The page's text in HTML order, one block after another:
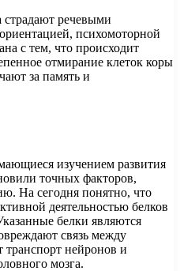
речевыми
психомоторной
с тем, что происходит
отмирание клеток коры
за память и
изучением развития
точных факторов,
На сегодня понятно, что
деятельностью белков
белки являются
связь между
нейронов и
мозга.